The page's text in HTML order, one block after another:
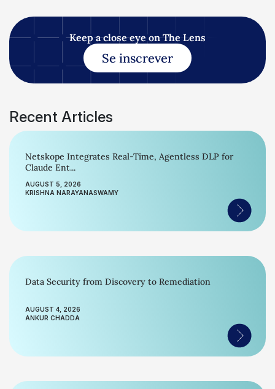
Keep a close eye on The Lens
Se inscrever
Recent Articles
Netskope Integrates Real-Time, Agentless DLP for
Claude Ent...
AUGUST 5, 2026
KRISHNA NARAYANASWAMY
Data Security from Discovery to Remediation
AUGUST 4, 2026
ANKUR CHADDA